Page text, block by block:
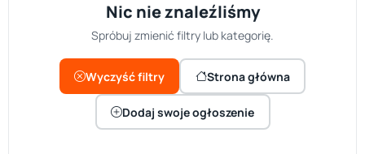
Nic nie znaleźliśmy
Spróbuj zmienić filtry lub kategorię.
Wyczyść filtry Strona główna
Dodaj swoje ogłoszenie